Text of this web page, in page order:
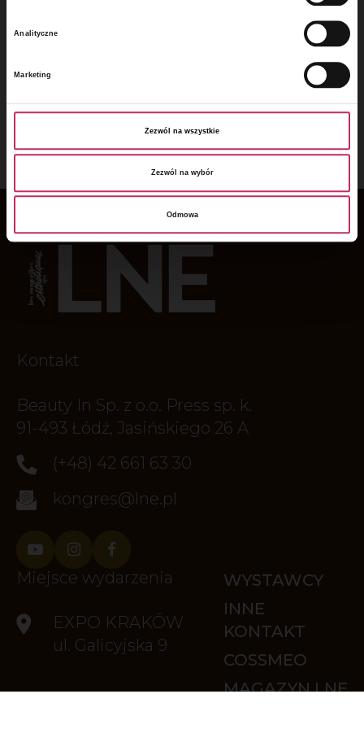
Analityczne
Marketing
Zezwól na wszystkie
Zezwól na wybór
Odmowa
Kontakt
Beauty In Sp. z o.o. Press sp. k.
91-493 Łódź, Jasińskiego 26 A
(+48) 42 661 63 30
kongres@lne.pl
Miejsce wydarzenia
EXPO KRAKÓW
ul. Galicyjska 9
WYSTAWCY
INNE
KONTAKT
COSSMEO
MAGAZYN LNE